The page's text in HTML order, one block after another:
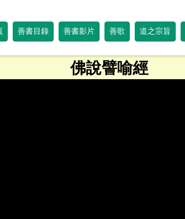
善書目錄 善書影片 善歌 道之宗旨
佛說譬喻經